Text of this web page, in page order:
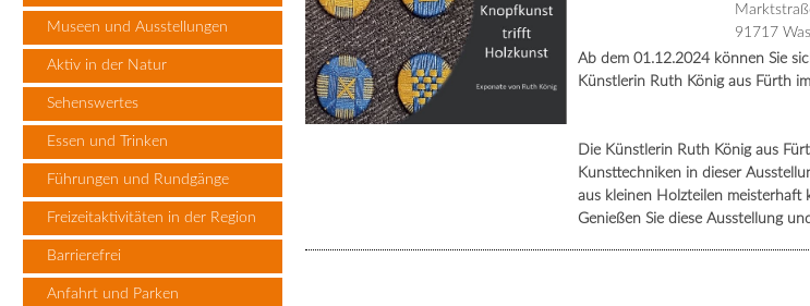
Museen und Ausstellungen
Aktiv in der Natur
Sehenswertes
Essen und Trinken
Führungen und Rundgänge
Freizeitaktivitäten in der Region
Barrierefrei
Anfahrt und Parken
91717
Ab dem 01.12.2024 können Sie
Künstlerin Ruth König aus Fürth
Die Künstlerin Ruth König aus
Kunsttechniken in dieser
aus kleinen Holzteilen meisterhaft
Genießen Sie diese Ausstellung